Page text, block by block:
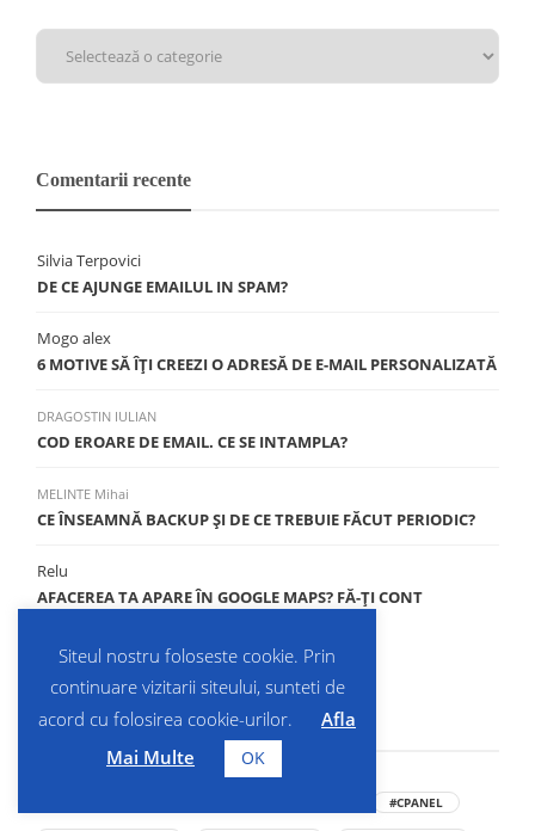
Comentarii recente
Silvia Terpovici
DE CE AJUNGE EMAILUL IN SPAM?
Mogo alex
6 MOTIVE SĂ ÎŢI CREEZI O ADRESĂ DE E-MAIL PERSONALIZATĂ
DRAGOSTIN IULIAN
COD EROARE DE EMAIL. CE SE INTAMPLA?
MELINTE Mihai
CE ÎNSEAMNĂ BACKUP ŞI DE CE TREBUIE FĂCUT PERIODIC?
Relu
AFACEREA TA APARE ÎN GOOGLE MAPS? FĂ-ȚI CONT
Etichete
#CPANEL
Siteul nostru foloseste cookie. Prin
continuare vizitarii siteului, sunteti de
acord cu folosirea cookie-urilor.
Afla
Mai Multe
OK